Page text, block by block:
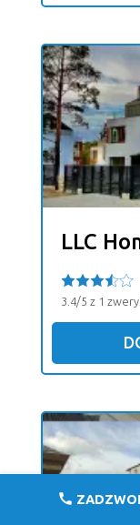
LLC
3.4/5 z 1
call